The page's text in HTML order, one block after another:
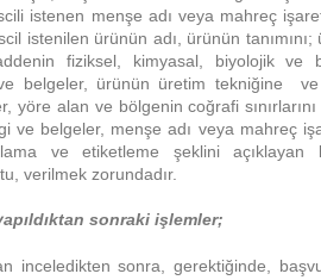
istenen menşe adı veya mahreç
istenilen ürünün adı, ürünün tanımını;
fiziksel, kimyasal, biyolojik ve
ve belgeler, ürünün üretim tekniğine
yöre alan ve bölgenin coğrafi sınırlarını
ve belgeler, menşe adı veya mahreç
ve etiketleme şeklini açıklayan
verilmek zorundadır.
sonraki işlemler;
inceledikten sonra, gerektiğinde,